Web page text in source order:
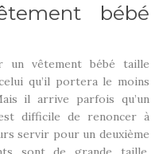
bébé
un vêtement bébé taille
qu’il portera le moins
il arrive parfois qu’un
difficile de renoncer à
servir pour un deuxième